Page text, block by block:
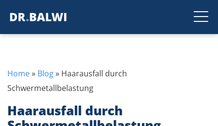
Home» Blog» Haarausfall durch
Schwermetallbelastung
Haarausfall durch